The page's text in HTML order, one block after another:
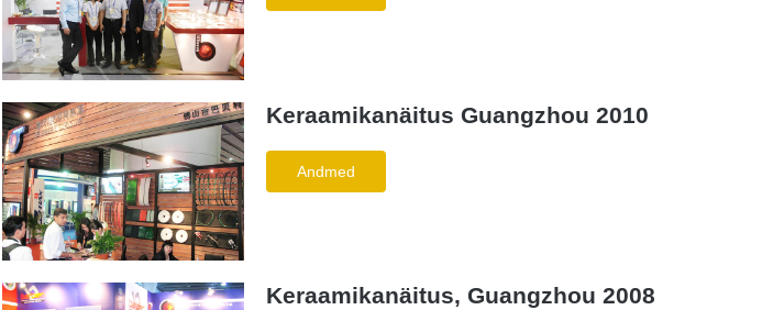
Keraamikanäitus Guangzhou 2010
Andmed
Keraamikanäitus, Guangzhou 2008